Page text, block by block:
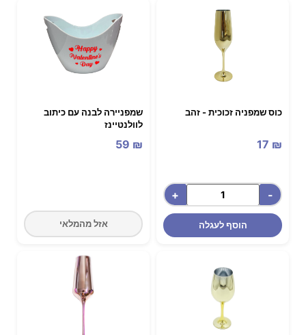
כוס שמפניה זכוכית - זהב
17 ₪
-
+
הוסף לעגלה
שמפניירה לבנה עם כיתוב
לוולנטיינז
59 ₪
אזל מהמלאי